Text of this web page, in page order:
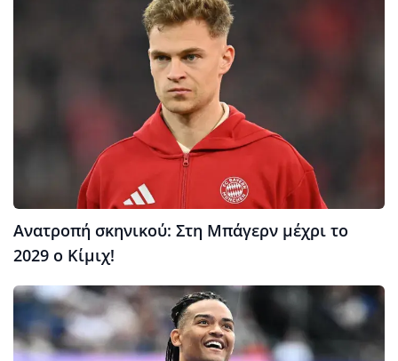
Ανατροπή σκηνικού: Στη Μπάγερν μέχρι το
2029 ο Κίμιχ!